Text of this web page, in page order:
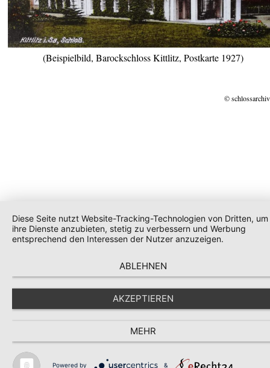
(Beispielbild, Barockschloss Kittlitz, Postkarte 1927)
©
Diese Seite nutzt Website-Tracking-Technologien von Dritten, um
ihre Dienste anzubieten, stetig zu verbessern und Werbung
entsprechend den Interessen der Nutzer anzuzeigen.
ABLEHNEN
AKZEPTIEREN
MEHR
Powered by &